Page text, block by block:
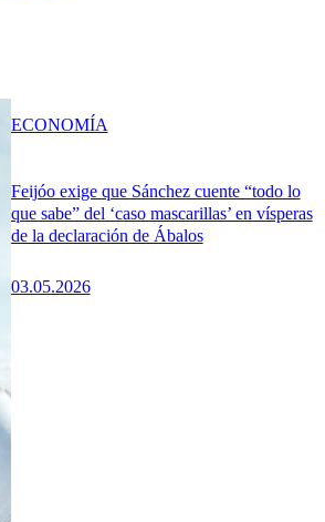
Feijóo exige que Sánchez cuente “todo lo
que sabe” del ‘caso mascarillas’ en vísperas
de la declaración de Ábalos
03.05.2026
ECONOMÍA